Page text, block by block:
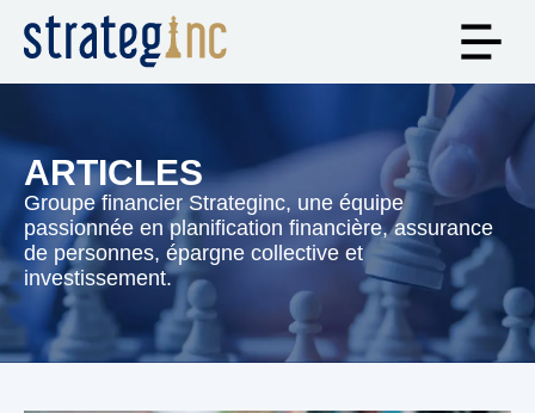
ARTICLES
Groupe financier Strateginc, une équipe
passionnée en planification financière, assurance
de personnes, épargne collective et
investissement.